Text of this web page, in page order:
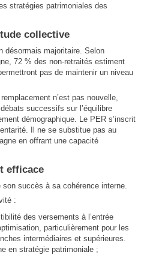
stratégies patrimoniales des
collective
désormais majoritaire. Selon
72 % des non-retraités estiment
pas de maintenir un niveau
n’est pas nouvelle,
successifs sur l’équilibre
démographique. Le PER s’inscrit
Il ne se substitue pas au
en offrant une capacité
efficace
succès à sa cohérence interne.
:
des versements à l’entrée
particulièrement pour les
intermédiaires et supérieures.
en stratégie patrimoniale ;